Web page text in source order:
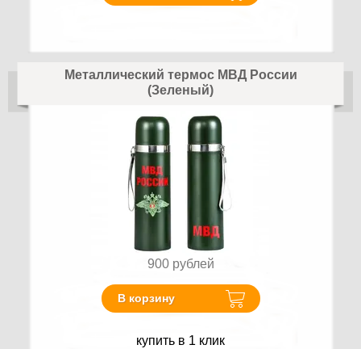
Металлический термос МВД России
(Зеленый)
900 рублей
В корзину
купить в 1 клик